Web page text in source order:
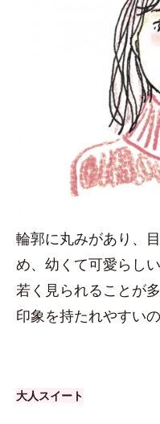
輪郭に丸みがあり、
め、幼くて可愛らし
若く見られることが
印象を持たれやすい
大人スイート